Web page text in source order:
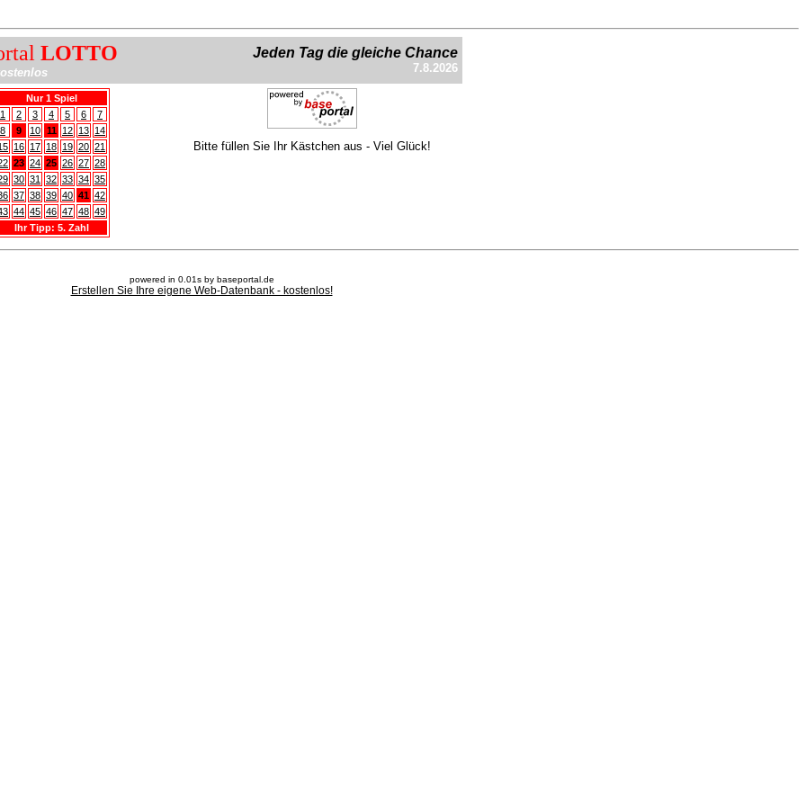
LOTTO Jeden Tag die gleiche Chance
7.8.2026
Nur 1 Spiel
1
2 3 4 5 6
7
8
9 10 11 12 13 14
16 17 18 19 20 21
23 24 25 26 27 28
30 31 32 33 34 35
37 38 39 40 41 42
44 45 46 47 48 49
Ihr Tipp: 5. Zahl
Bitte füllen Sie Ihr Kästchen aus - Viel Glück!
powered in 0.01s by baseportal.de
Erstellen Sie Ihre eigene Web-Datenbank - kostenlos!